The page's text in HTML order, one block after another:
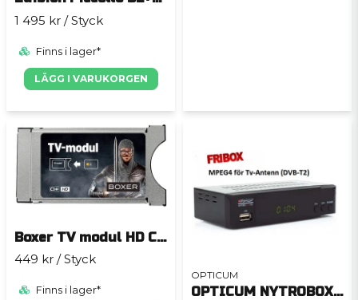
1 495 kr / Styck
Finns i lager*
LÄGG I VARUKORGEN
Boxer TV modul HD CI+ v1.3
449 kr / Styck
Finns i lager*
OPTICUM
OPTICUM NYTROBOX H1